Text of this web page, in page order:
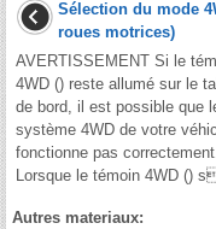
Sélection du mode
roues motrices)
AVERTISSEMENT Si le
4WD () reste allumé sur le
de bord, il est possible que
système 4WD de votre
fonctionne pas
Lorsque le témoin 4WD ()
Autres materiaux: